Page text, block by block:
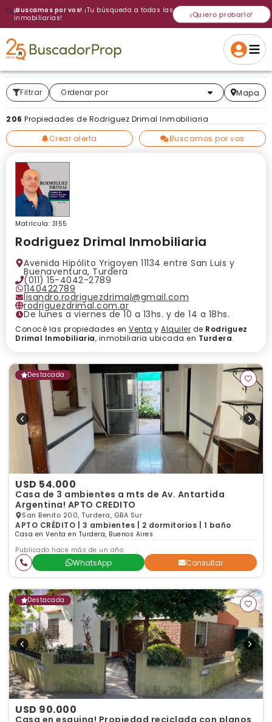
🔍¡Buscamos por vos! ¡Tu búsqueda a todas las
inmobiliarias!
¡Quiero probarlo!
Cancelar Si, eliminar
Gracias
Volver a intentar
Volver a intentarlo
Crear alerta
¡Si, enviar a todos!
Filtrar Ordenar por
Más relevantes Mapa
206 Propiedades de Rodriguez Drimal Inmobiliaria
Crear alerta
Buscamos por vos
Rodriguez Drimal Inmobiliaria
Avenida Hipólito Yrigoyen 11134 entre San Luis y
Buenaventura, Turdera
(011) 15-4042-2789
1140422789
lisandro.rodriguezdrimal@gmail.com
rodriguezdrimal.com.ar
De lunes a viernes de 10 a 13hs. y de 14 a 18hs.
Matrícula: 3155
Conocé las propiedades en Venta y Alquiler de Rodriguez
Drimal Inmobiliaria, inmobiliaria ubicada en Turdera.
Destacada
USD 54.000
Casa de 3 ambientes a mts de Av. Antartida
Argentina! APTO CREDITO
San Benito 200, Turdera, GBA Sur
APTO CRÉDITO | 3 ambientes | 2 dormitorios | 1 baño
Casa en Venta en Turdera, Buenos Aires
Publicado hace más de un año
WhatsApp Consultar
Destacada
USD 90.000
Casa en esquina! Propiedad reciclada con planos